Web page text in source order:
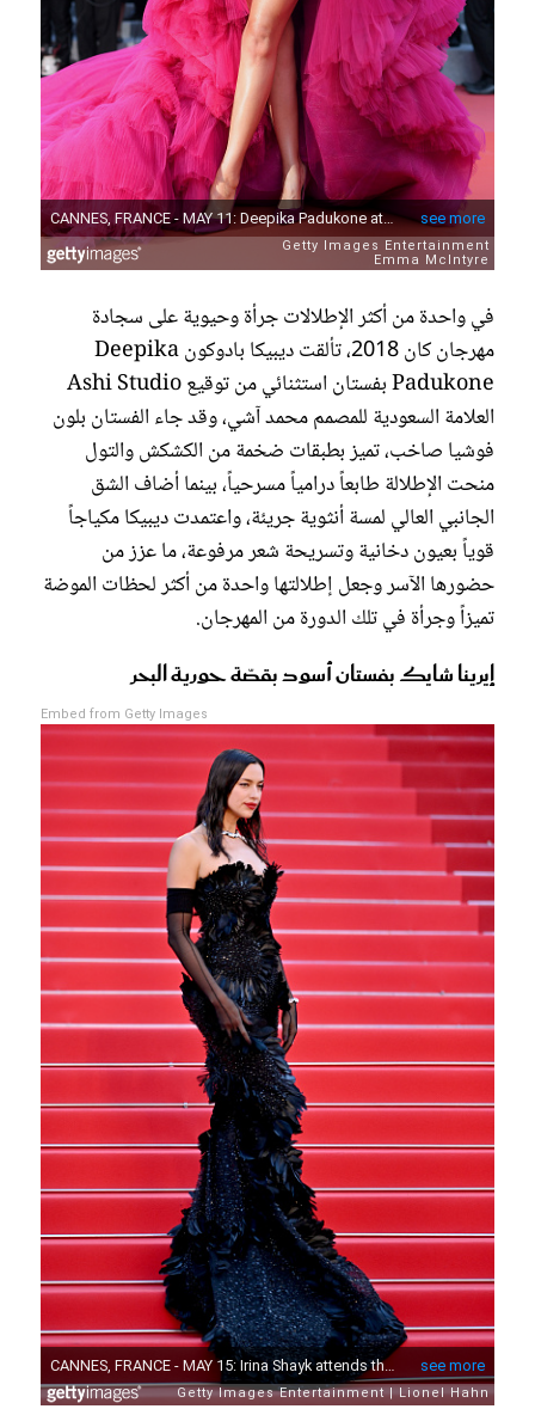
في واحدة من أكثر الإطلالات جرأة وحيوية على سجادة
مهرجان كان 2018، تألقت ديبيكا بادوكون Deepika
Padukone بفستان استثنائي من توقيع Ashi Studio
العلامة السعودية للمصمم محمد آشي، وقد جاء الفستان بلون
فوشيا صاخب، تميز بطبقات ضخمة من الكشكش والتول
منحت الإطلالة طابعاً درامياً مسرحياً، بينما أضاف الشق
الجانبي العالي لمسة أنثوية جريئة، واعتمدت ديبيكا مكياجاً
قوياً بعيون دخانية وتسريحة شعر مرفوعة، ما عزز من
حضورها الآسر وجعل إطلالتها واحدة من أكثر لحظات الموضة
تميزاً وجرأة في تلك الدورة من المهرجان.
إيرينا شايك بفستان أسود بقصّة حورية البحر
Embed from Getty Images